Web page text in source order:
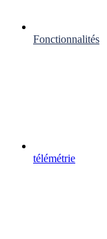
Fonctionnalités
télémétrie